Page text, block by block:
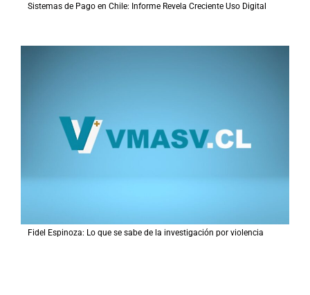
Sistemas de Pago en Chile: Informe Revela Creciente Uso Digital
Fidel Espinoza: Lo que se sabe de la investigación por violencia